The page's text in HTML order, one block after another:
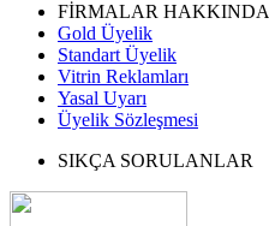
FİRMALAR HAKKINDA
Gold Üyelik
Standart Üyelik
Vitrin Reklamları
Yasal Uyarı
Üyelik Sözleşmesi
SIKÇA SORULANLAR